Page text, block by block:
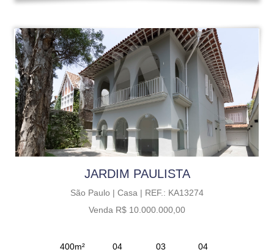
JARDIM PAULISTA
São Paulo | Casa | REF.: KA13274
Venda R$ 10.000.000,00
400m²
04
03
04